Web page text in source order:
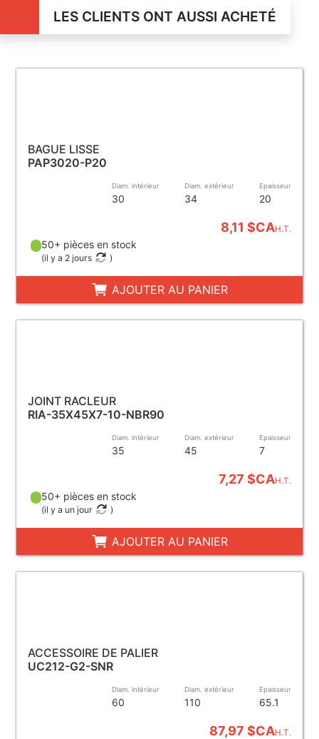
LES CLIENTS ONT AUSSI ACHETÉ
BAGUE LISSE
PAP3020-P20
Diam. intérieur
30
Diam. extérieur
34
Epaisseur
20
8,11 $CAH.T.
50+ pièces en stock
(il y a 2 jours )
AJOUTER AU PANIER
JOINT RACLEUR
RIA-35X45X7-10-NBR90
Diam. intérieur
35
Diam. extérieur
45
Epaisseur
7
7,27 $CAH.T.
50+ pièces en stock
(il y a un jour )
AJOUTER AU PANIER
ACCESSOIRE DE PALIER
UC212-G2-SNR
Diam. intérieur
60
Diam. extérieur
110
Epaisseur
65.1
87,97 $CAH.T.